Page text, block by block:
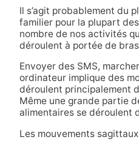
Il s’agit probablement du
familier pour la plupart
nombre de nos activités
déroulent à portée de
Envoyer des SMS,
ordinateur implique des
déroulent principalement
Même une grande partie
alimentaires se déroulent
Les mouvements